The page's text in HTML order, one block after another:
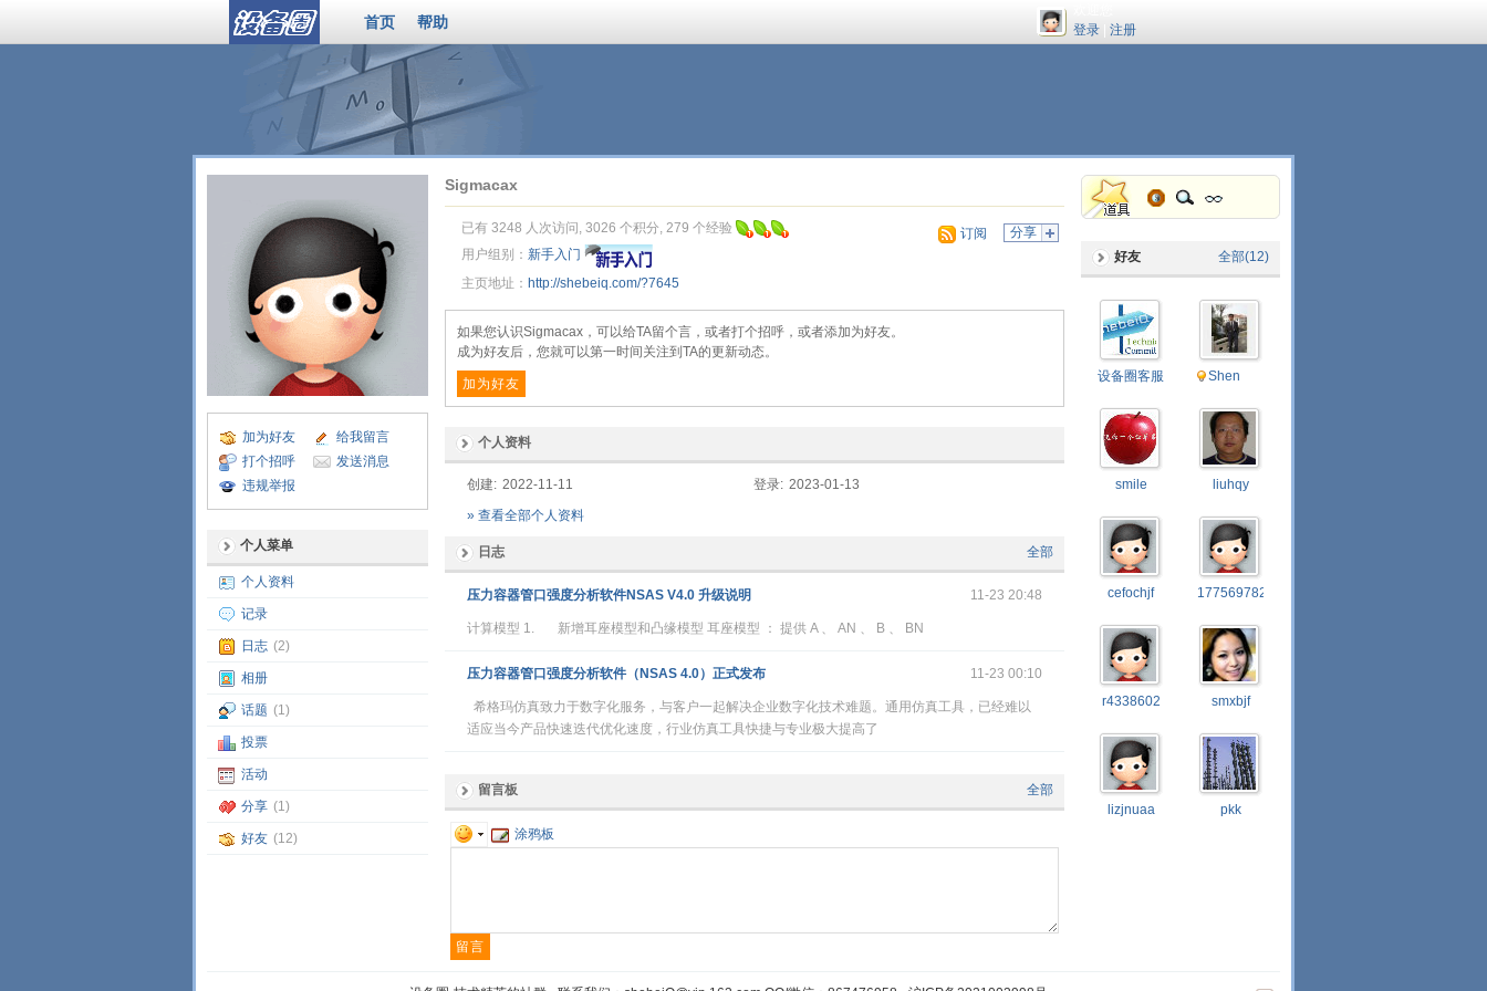
首页 帮助
登录
注册
加为好友
给我留言
打个招呼
发送消息
违规举报
个人菜单
个人资料
记录
日志 (2)
相册
话题 (1)
投票
活动
分享 (1)
好友 (12)
Sigmacax
分享
订阅
已有 3248 人次访问, 3026 个积分, 279 个经验
用户组别： 新手入门
主页地址： http://shebeiq.com/?7645
如果您认识Sigmacax，可以给TA留个言，或者打个招呼，或者添加为好友。
成为好友后，您就可以第一时间关注到TA的更新动态。
加为好友
个人资料
创建: 2022-11-11 登录: 2023-01-13
» 查看全部个人资料
全部
日志
11-23 20:48
压力容器管口强度分析软件NSAS V4.0 升级说明
计算模型 1. 新增耳座模型和凸缘模型 耳座模型 ： 提供 A 、 AN 、 B 、 BN
11-23 00:10
压力容器管口强度分析软件（NSAS 4.0）正式发布
希格玛仿真致力于数字化服务，与客户一起解决企业数字化技术难题。通用仿真工具，已经难以
适应当今产品快速迭代优化速度，行业仿真工具快捷与专业极大提高了
全部
留言板
涂鸦板
全部(12)
好友
设备圈客服 Shen
smile liuhqy
cefochjf 17756978217
r4338602 smxbjf
lizjnuaa pkk